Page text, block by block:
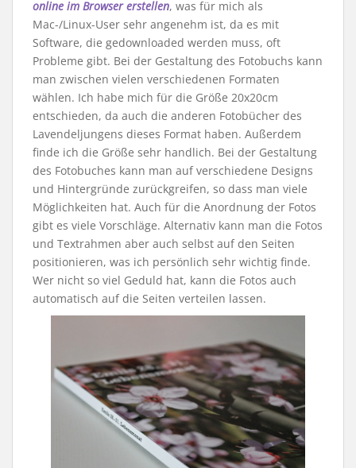
online im Browser erstellen, was für mich als
Mac-/Linux-User sehr angenehm ist, da es mit
Software, die gedownloaded werden muss, oft
Probleme gibt. Bei der Gestaltung des Fotobuchs kann
man zwischen vielen verschiedenen Formaten
wählen. Ich habe mich für die Größe 20x20cm
entschieden, da auch die anderen Fotobücher des
Lavendeljungens dieses Format haben. Außerdem
finde ich die Größe sehr handlich. Bei der Gestaltung
des Fotobuches kann man auf verschiedene Designs
und Hintergründe zurückgreifen, so dass man viele
Möglichkeiten hat. Auch für die Anordnung der Fotos
gibt es viele Vorschläge. Alternativ kann man die Fotos
und Textrahmen aber auch selbst auf den Seiten
positionieren, was ich persönlich sehr wichtig finde.
Wer nicht so viel Geduld hat, kann die Fotos auch
automatisch auf die Seiten verteilen lassen.